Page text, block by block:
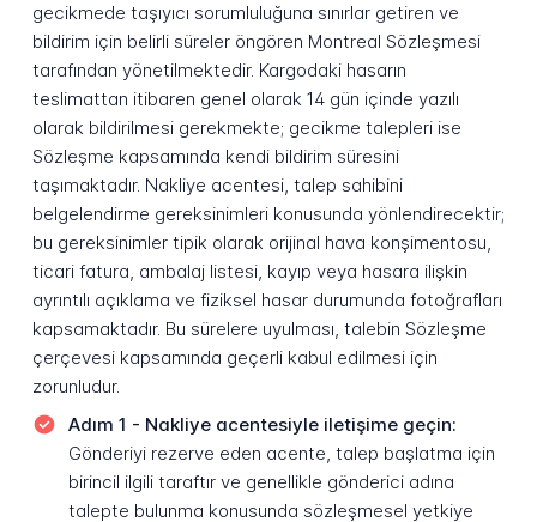
gecikmede taşıyıcı sorumluluğuna sınırlar getiren ve
bildirim için belirli süreler öngören Montreal Sözleşmesi
tarafından yönetilmektedir. Kargodaki hasarın
teslimattan itibaren genel olarak 14 gün içinde yazılı
olarak bildirilmesi gerekmekte; gecikme talepleri ise
Sözleşme kapsamında kendi bildirim süresini
taşımaktadır. Nakliye acentesi, talep sahibini
belgelendirme gereksinimleri konusunda yönlendirecektir;
bu gereksinimler tipik olarak orijinal hava konşimentosu,
ticari fatura, ambalaj listesi, kayıp veya hasara ilişkin
ayrıntılı açıklama ve fiziksel hasar durumunda fotoğrafları
kapsamaktadır. Bu sürelere uyulması, talebin Sözleşme
çerçevesi kapsamında geçerli kabul edilmesi için
zorunludur.
Adım 1 - Nakliye acentesiyle iletişime geçin:
Gönderiyi rezerve eden acente, talep başlatma için
birincil ilgili taraftır ve genellikle gönderici adına
talepte bulunma konusunda sözleşmesel yetkiye